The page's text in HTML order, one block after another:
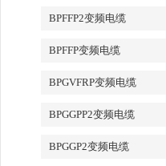
BPFFP2变频电缆
BPFFP变频电缆
BPGVFRP变频电缆
BPGGPP2变频电缆
BPGGP2变频电缆